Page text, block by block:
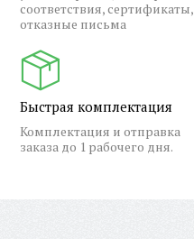
соответствия, сертификаты,
отказные письма
Быстрая комплектация
Комплектация и отправка
заказа до 1 рабочего дня.